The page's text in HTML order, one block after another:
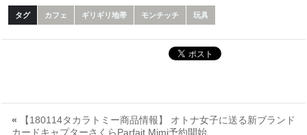
タグ カフェ ギリギリ地帯 モンチッチ 玩具
« 【180114タカラトミー商品情報】 オトナ女子に送る新ブランド
カードキャプターさくらParfait Mimi予約開始